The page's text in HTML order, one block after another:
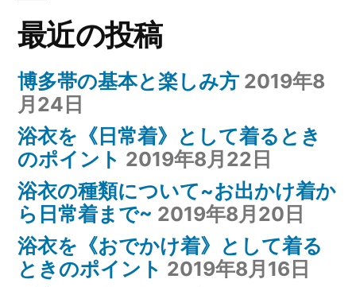
シ
ョ
ン
最近の投稿
博多帯の基本と楽しみ方 2019年8
月24日
浴衣を《日常着》として着るとき
のポイント 2019年8月22日
浴衣の種類について~お出かけ着か
ら日常着まで~ 2019年8月20日
浴衣を《おでかけ着》として着る
ときのポイント 2019年8月16日